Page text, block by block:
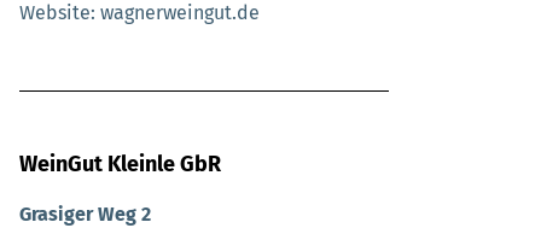
Website wagnerweingut.de
WeinGut Kleinle GbR
Grasiger Weg 2